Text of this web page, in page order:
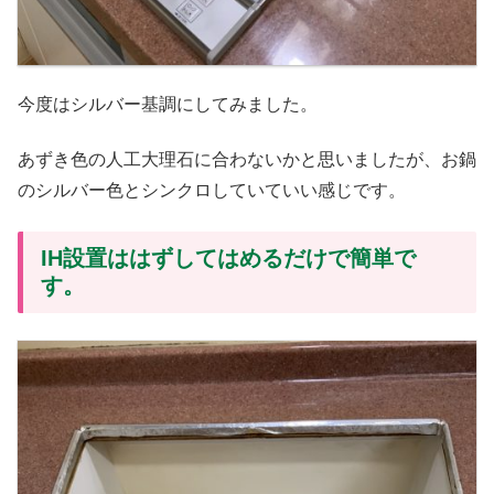
今度はシルバー基調にしてみました。
あずき色の人工大理石に合わないかと思いましたが、お鍋
のシルバー色とシンクロしていていい感じです。
IH設置ははずしてはめるだけで簡単で
す。